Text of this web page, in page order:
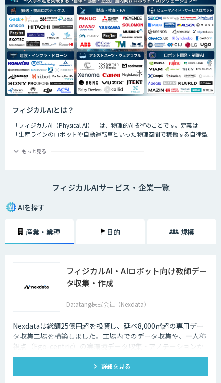
フィジカルAIとは？
「フィジカルAI（Physical AI）」は、物理的AI技術のことです。定義は
「生産ラインのロボットや自動運転車といった物理空間で稼働する自律型
術」です。
もっと見る
フィジカルAIサービス・企業一覧
AIを探す
産業・業種 目的 規模
フィジカルAI・AIロボット向け教師デー
タ収集・作成
Datatang株式会社（Nexdata）
Nexdataは総額25億円超を投資し、延べ8,000㎡超の専用デー
タ収集工場を構築しました。工場内でのデータ収集や、一人称
視点（Ego-centric）の実環境データ収集・アノテーションか
ら、環境認識・意思決定・動作制御に対応した既製データセッ
トまで、フィジカルAI開発を加速させる包括的なデータソリュ
ーションを提供いたします。
詳細を見る